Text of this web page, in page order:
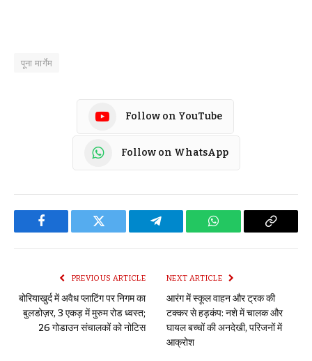
पूना मार्गेम
Follow on YouTube
Follow on WhatsApp
Facebook Twitter Telegram WhatsApp Copy
PREVIOUS ARTICLE
बोरियाखुर्द में अवैध प्लाटिंग पर निगम का
बुलडोज़र, 3 एकड़ में मुरुम रोड ध्वस्त;
26 गोडाउन संचालकों को नोटिस
NEXT ARTICLE
आरंग में स्कूल वाहन और ट्रक की
टक्कर से हड़कंप: नशे में चालक और
घायल बच्चों की अनदेखी, परिजनों में
आक्रोश